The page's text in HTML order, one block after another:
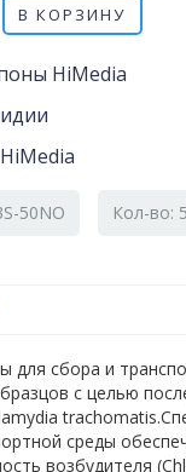
В КОРЗИНУ
HiMedia
HiMedia
50NO Кол-во:
для сбора и
с целью
среды
возбудителя